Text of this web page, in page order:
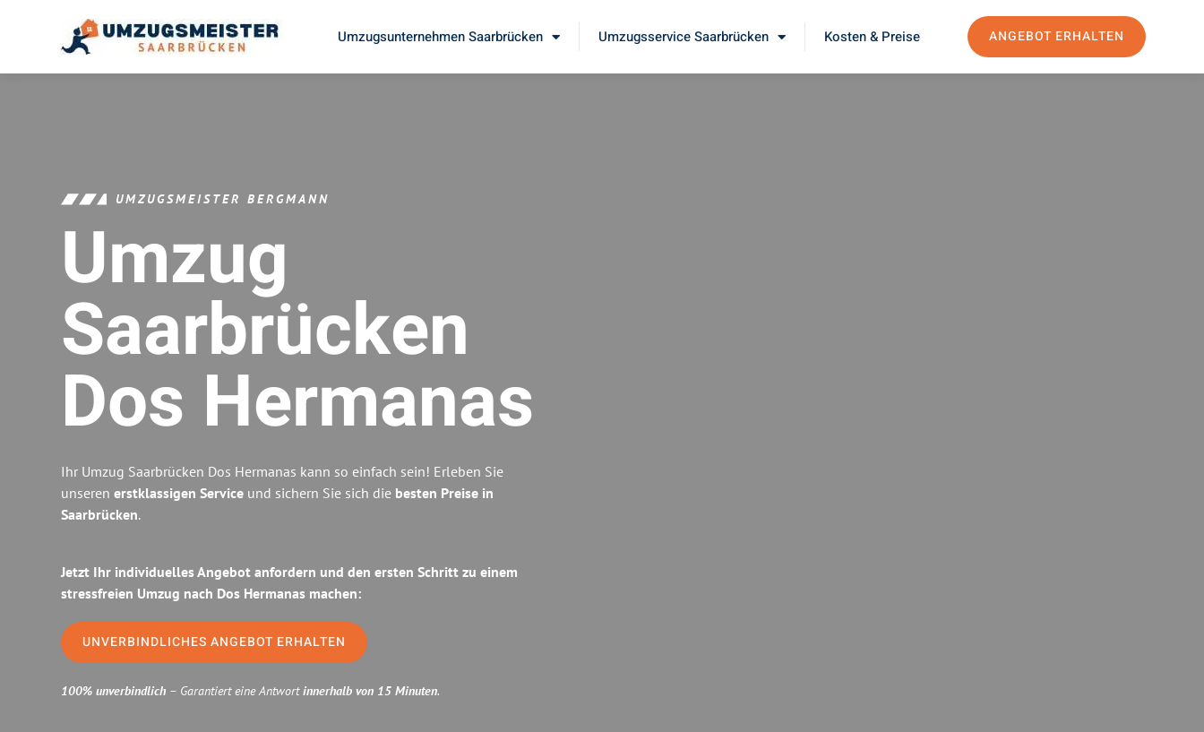
Umzugsunternehmen Saarbrücken Umzugsservice Saarbrücken Kosten & Preise ANGEBOT ERHALTEN
UMZUGSMEISTER BERGMANN
Umzug
Saarbrücken
Dos Hermanas
Ihr Umzug Saarbrücken Dos Hermanas kann so einfach sein! Erleben Sie
unseren erstklassigen Service und sichern Sie sich die besten Preise in
Saarbrücken.
Jetzt Ihr individuelles Angebot anfordern und den ersten Schritt zu einem
stressfreien Umzug nach Dos Hermanas machen:
UNVERBINDLICHES ANGEBOT ERHALTEN
100% unverbindlich – Garantiert eine Antwortinnerhalb von 15 Minuten.